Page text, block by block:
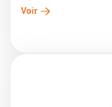
Voir